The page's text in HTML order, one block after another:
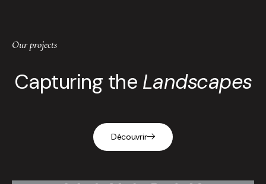
Our projects
Capturing the Landscapes
Découvrir